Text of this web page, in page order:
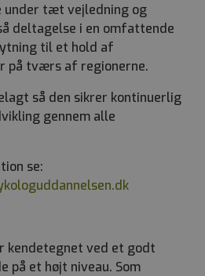
under tæt vejledning og
deltagelse i en omfattende
til et hold af
på tværs af regionerne.
så den sikrer kontinuerlig
gennem alle
se:
kendetegnet ved et godt
et højt niveau. Som